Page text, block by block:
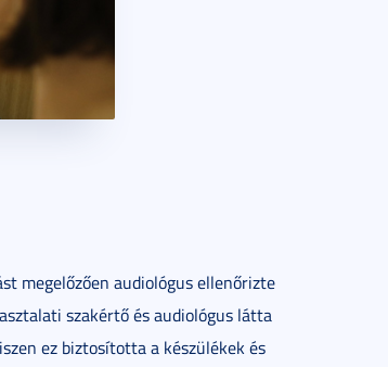
megelőzően audiológus ellenőrizte
szakértő és audiológus látta
ez biztosította a készülékek és